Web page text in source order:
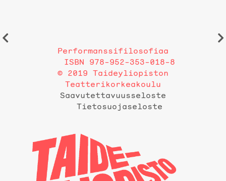
Performanssifilosofiaa
ISBN 978-952-353-018-8
© 2019 Taideyliopiston
Teatterikorkeakoulu
Saavutettavuusseloste
Tietosuojaseloste